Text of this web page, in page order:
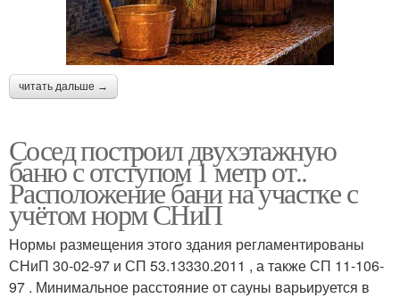
читать дальше →
Сосед построил двухэтажную
баню с отступом 1 метр от..
Расположение бани на участке с
учётом норм СНиП
Нормы размещения этого здания регламентированы
СНиП 30-02-97 и СП 53.13330.2011 , а также СП 11-106-
97 . Минимальное расстояние от сауны варьируется в